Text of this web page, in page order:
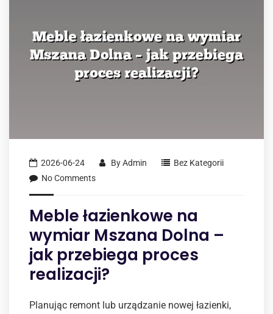
2026-06-24 ByAdmin
Bez Kategorii
No Comments
Meble łazienkowe na
wymiar Mszana Dolna –
jak przebiega proces
realizacji?
Planując remont lub urządzanie nowej łazienki,